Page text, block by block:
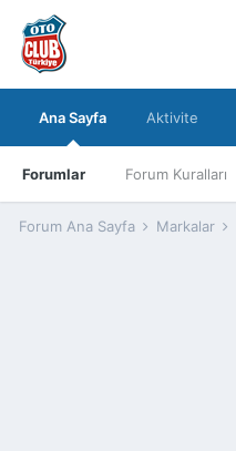
Ana Sayfa
Forumlar Forum Kuralları
Aktivite
Forum Ana Sayfa Markalar